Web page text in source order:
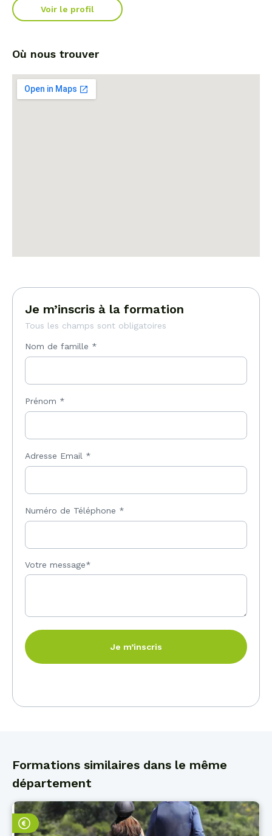
Voir le profil
Où nous trouver
Je m’inscris à la formation
Tous les champs sont obligatoires
Nom de famille *
Prénom *
Adresse Email *
Numéro de Téléphone *
Votre message*
Je m’inscris
Formations similaires dans le même
département